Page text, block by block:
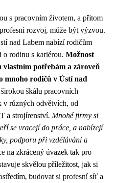
s pracovním životem, a přitom
rozvoj, může být výzvou.
nad Labem nabízí rodičům
o rodinu s kariérou. Možnost
potřebám a zároveň
mnoho rodičů v Ústí nad
škálu pracovních
v různých odvětvích, od
a strojírenství. Mnohé firmy si
se vracejí do práce, a nabízejí
podporu při vzdělávání a
na zkrácený úvazek tak pro
skvělou příležitost, jak si
budovat si profesní síť a